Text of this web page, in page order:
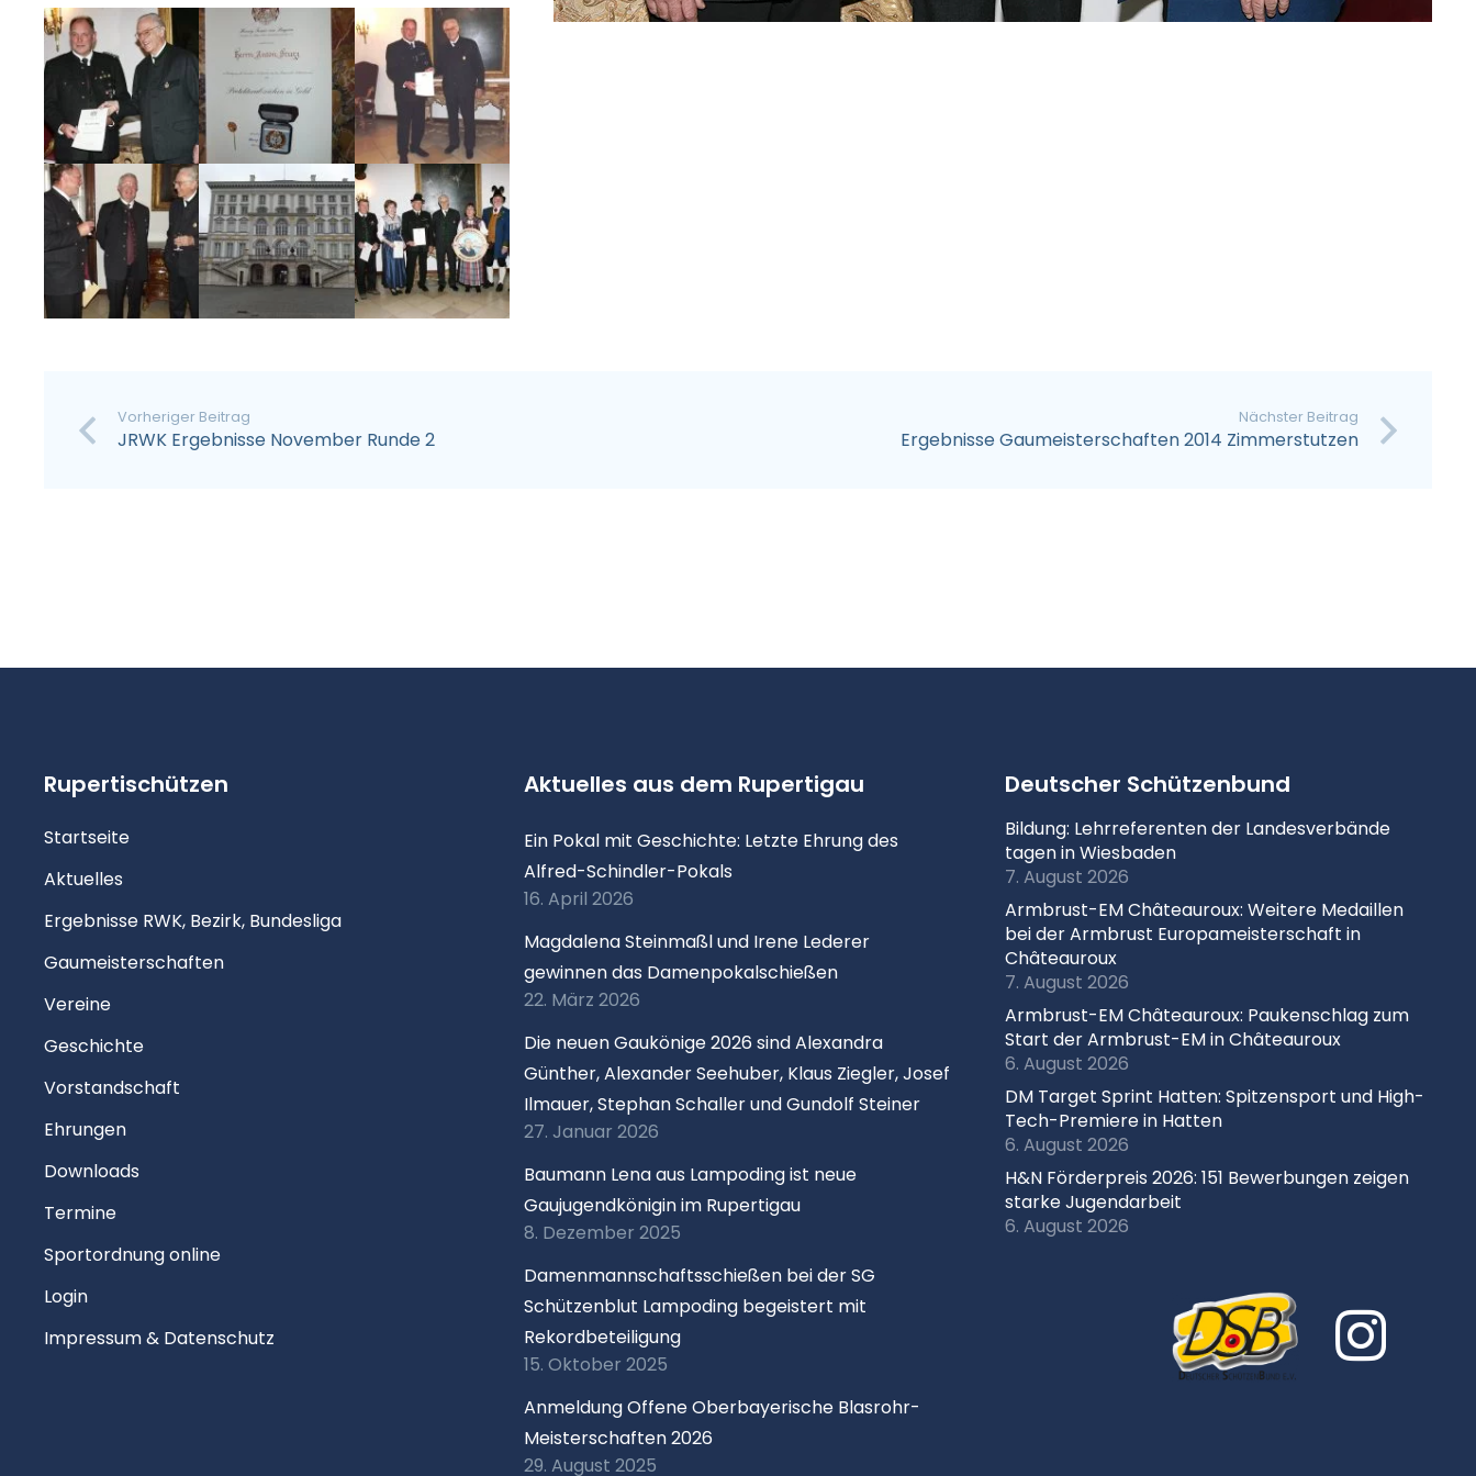
Vorheriger Beitrag
JRWK Ergebnisse November Runde 2
Nächster Beitrag
Ergebnisse Gaumeisterschaften 2014 Zimmerstutzen
Rupertischützen
Startseite
Aktuelles
Ergebnisse RWK, Bezirk, Bundesliga
Gaumeisterschaften
Vereine
Geschichte
Vorstandschaft
Ehrungen
Downloads
Termine
Sportordnung online
Login
Impressum & Datenschutz
Aktuelles aus dem Rupertigau
Ein Pokal mit Geschichte: Letzte Ehrung des
Alfred-Schindler-Pokals
16. April 2026
Magdalena Steinmaßl und Irene Lederer
gewinnen das Damenpokalschießen
22. März 2026
Die neuen Gaukönige 2026 sind Alexandra
Günther, Alexander Seehuber, Klaus Ziegler, Josef
Ilmauer, Stephan Schaller und Gundolf Steiner
27. Januar 2026
Baumann Lena aus Lampoding ist neue
Gaujugendkönigin im Rupertigau
8. Dezember 2025
Damenmannschaftsschießen bei der SG
Schützenblut Lampoding begeistert mit
Rekordbeteiligung
15. Oktober 2025
Anmeldung Offene Oberbayerische Blasrohr-
Meisterschaften 2026
29. August 2025
Deutscher Schützenbund
Bildung: Lehrreferenten der Landesverbände
tagen in Wiesbaden
7. August 2026
Armbrust-EM Châteauroux: Weitere Medaillen
bei der Armbrust Europameisterschaft in
Châteauroux
7. August 2026
Armbrust-EM Châteauroux: Paukenschlag zum
Start der Armbrust-EM in Châteauroux
6. August 2026
DM Target Sprint Hatten: Spitzensport und High-
Tech-Premiere in Hatten
6. August 2026
H&N Förderpreis 2026: 151 Bewerbungen zeigen
starke Jugendarbeit
6. August 2026